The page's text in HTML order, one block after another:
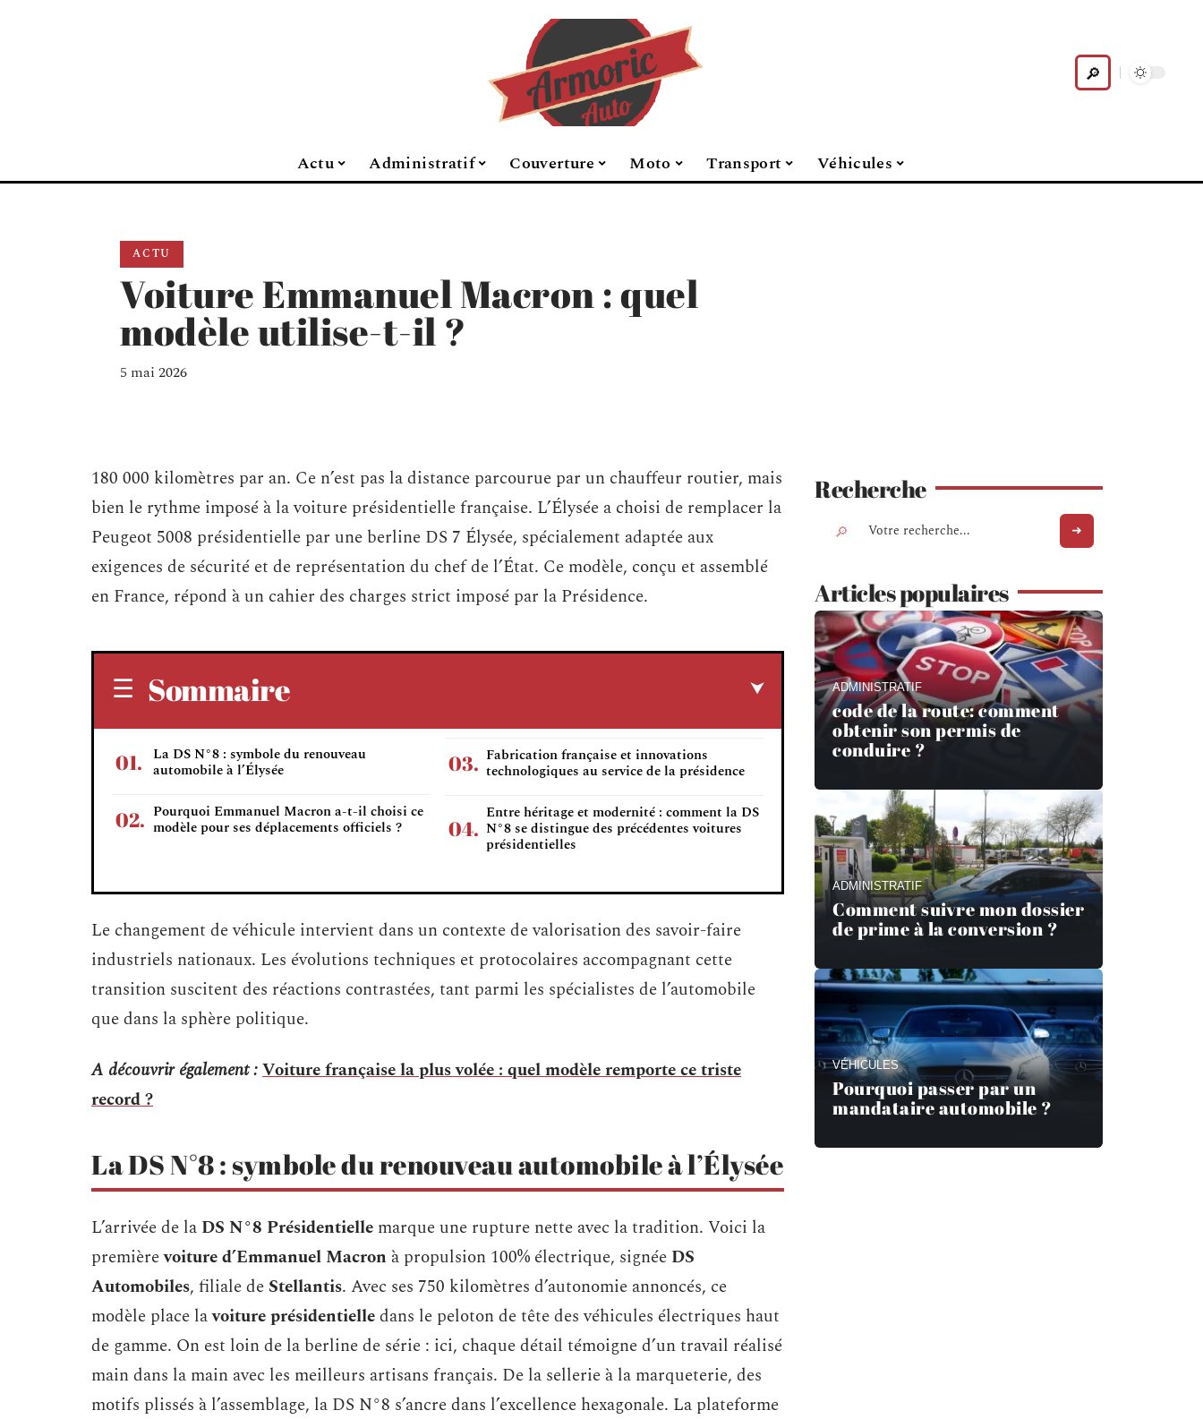
Actu Administratif Couverture Moto Transport Véhicules
ACTU
Voiture Emmanuel Macron : quel
modèle utilise-t-il ?
5 mai 2026
180 000 kilomètres par an. Ce n’est pas la distance parcourue par un chauffeur routier, mais
bien le rythme imposé à la voiture présidentielle française. L’Élysée a choisi de remplacer la
Peugeot 5008 présidentielle par une berline DS 7 Élysée, spécialement adaptée aux
exigences de sécurité et de représentation du chef de l’État. Ce modèle, conçu et assemblé
en France, répond à un cahier des charges strict imposé par la Présidence.
Sommaire
La DS N°8 : symbole du renouveau
automobile à l’Élysée
Pourquoi Emmanuel Macron a-t-il choisi ce
modèle pour ses déplacements officiels ?
Fabrication française et innovations
technologiques au service de la présidence
Entre héritage et modernité : comment la DS
N°8 se distingue des précédentes voitures
présidentielles
Le changement de véhicule intervient dans un contexte de valorisation des savoir-faire
industriels nationaux. Les évolutions techniques et protocolaires accompagnant cette
transition suscitent des réactions contrastées, tant parmi les spécialistes de l’automobile
que dans la sphère politique.
A découvrir également :Voiture française la plus volée : quel modèle remporte ce triste
record ?
La DS N°8 : symbole du renouveau automobile à l’Élysée
L’arrivée de la DS N°8 Présidentielle marque une rupture nette avec la tradition. Voici la
premièrevoiture d’Emmanuel Macron à propulsion 100% électrique, signée DS
Automobiles, filiale de Stellantis. Avec ses 750 kilomètres d’autonomie annoncés, ce
modèle place lavoiture présidentielledans le peloton de tête des véhicules électriques haut
de gamme. On est loin de la berline de série : ici, chaque détail témoigne d’un travail réalisé
main dans la main avec les meilleurs artisans français. De la sellerie à la marqueterie, des
motifs plissés à l’assemblage, la DS N°8 s’ancre dans l’excellence hexagonale. La plateforme
Recherche
Articles populaires
ADMINISTRATIF
code de la route: comment
obtenir son permis de
conduire ?
ADMINISTRATIF
Comment suivre mon dossier
de prime à la conversion ?
VÉHICULES
Pourquoi passer par un
mandataire automobile ?